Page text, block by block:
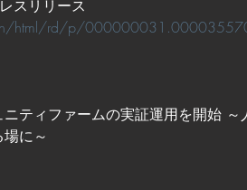
スリリース
html/rd/p/
ティファームの実証運用を開始
場に～